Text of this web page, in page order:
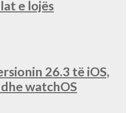
e lojës
26.3 të iOS,
dhe watchOS